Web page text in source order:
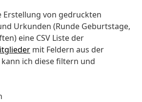
von gedruckten
Urkunden (Runde Geburtstage,
eine CSV Liste der
mit Feldern aus der
ich diese filtern und